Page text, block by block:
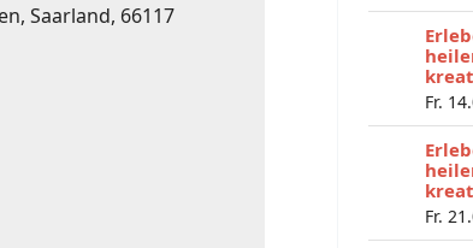
Saarland, 66117
Fr.
Fr.